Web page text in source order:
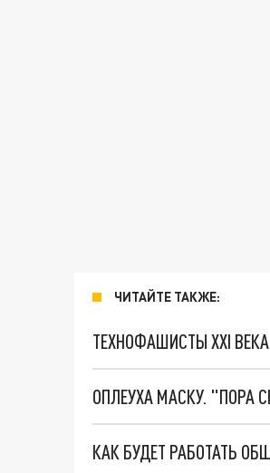
ЧИТАЙТЕ ТАКЖЕ:
ТЕХНОФАШИСТЫ XXI ВЕКА
ОПЛЕУХА МАСКУ. "ПОРА